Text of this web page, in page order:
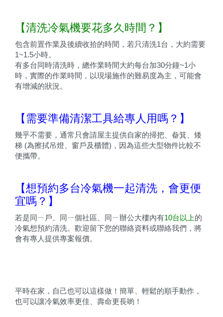
【清洗冷氣機要花多久時間？】
包含前置作業及後續收拾的時間，若只清洗1台，大約需要
1~1.5小時。
有多台同時清洗時，總作業時間大約每台加30分鐘~1小
時，實際的作業時間，以現場施作的難易度為主，可能會
有增減的狀況。
【需要準備清潔工具給專人用嗎？】
幾乎不需要，通常只會請屋主提供自家的掃把、畚箕、矮
梯 (為擦拭吊燈、窗戶及櫃體)，因為這些大型物件比較不
便攜帶。
【想預約多台冷氣機一起清洗，會更便
宜嗎？】
若是同ㄧ戶、同ㄧ個社區、同ㄧ辦公大樓內有10台以上的
冷氣想預約清洗。歡迎留下您的聯絡資料或聯絡我們，將
會有專人提供專案報價。
平時在家，自己也可以這樣做！簡單、輕鬆的順手動作，
也可以讓冷氣效率更佳、壽命更長喲！